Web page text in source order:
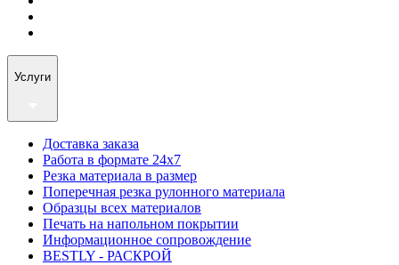
Услуги
Доставка заказа
Работа в формате 24х7
Резка материала в размер
Поперечная резка рулонного материала
Образцы всех материалов
Печать на напольном покрытии
Информационное сопровождение
BESTLY - РАСКРОЙ